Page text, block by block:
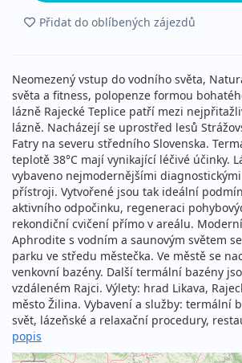
Přidat do oblíbených zájezdů
Neomezený vstup do vodního světa,
světa a fitness, polopenze formou
lázně Rajecké Teplice patří mezi
lázně. Nacházejí se uprostřed lesů
Fatry na severu středního Slovenska.
teplotě 38°C mají vynikající léčivé účinky.
vybaveno nejmodernějšími
přístroji. Vytvořené jsou tak ideální
aktivního odpočinku, regeneraci
rekondiční cvičení přímo v areálu.
Aphrodite s vodním a saunovým světem
parku ve středu městečka. Ve městě se
venkovní bazény. Další termální bazény
vzdáleném Rajci. Výlety: hrad Likava,
město Žilina. Vybavení a služby: termální
svět, lázeňské a relaxační procedury,
popis